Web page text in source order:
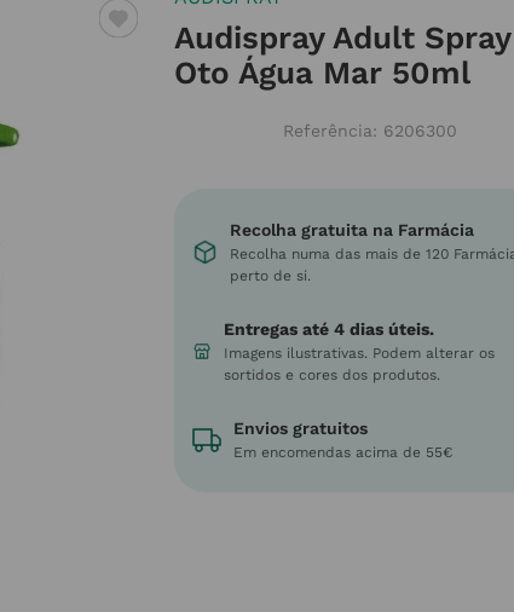
Audispray Adult Spray
Oto Água Mar 50ml
Referência: 6206300
Recolha gratuita na Farmácia
Recolha numa das mais de 120
perto de si.
Entregas até 4 dias úteis.
Imagens ilustrativas. Podem alterar os
sortidos e cores dos produtos.
Envios gratuitos
Em encomendas acima de 55€